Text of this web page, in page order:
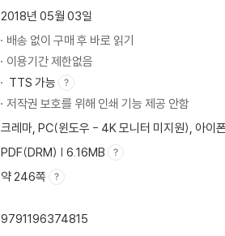
2018년 05월 03일
배송 없이 구매 후 바로 읽기
이용기간 제한없음
TTS 가능
저작권 보호를 위해 인쇄 기능 제공 안함
크레마, PC(윈도우 - 4K 모니터 미지원), 아이
PDF(DRM) | 6.16MB
약 246쪽
9791196374815